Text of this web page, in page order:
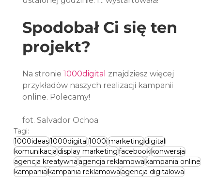
Spodobał Ci się ten
projekt?
Na stronie 1000digital znajdziesz więcej
przykładów naszych realizacji kampanii
online. Polecamy!
fot. Salvador Ochoa
Tagi:
1000ideas1000digital1000imarketingdigital
komunikacjadisplay marketingfacebookkonwersja
agencja kreatywnaagencja reklamowakampania online
kampaniakampania reklamowaagencja digitalowa